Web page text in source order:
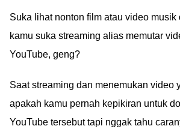
Suka lihat nonton film atau video musik
kamu suka streaming alias memutar
YouTube, geng?
Saat streaming dan menemukan video
apakah kamu pernah kepikiran untuk
YouTube tersebut tapi nggak tahu